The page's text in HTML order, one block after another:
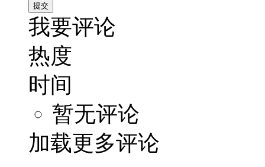
我要评论
热度
时间
暂无评论
加载更多评论